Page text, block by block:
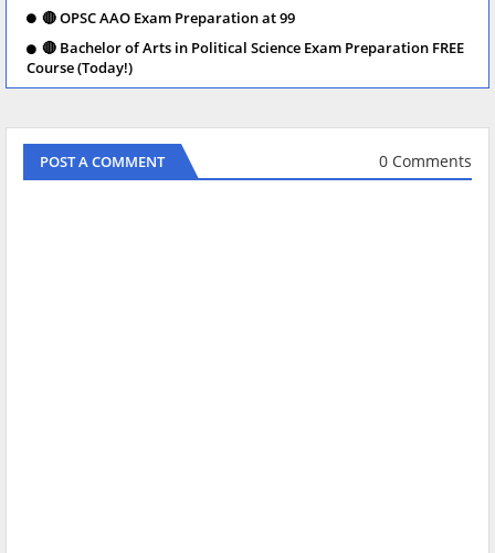
🔴 OPSC AAO Exam Preparation at 99
🔴 Bachelor of Arts in Political Science Exam Preparation FREE
Course (Today!)
POST A COMMENT 0 Comments